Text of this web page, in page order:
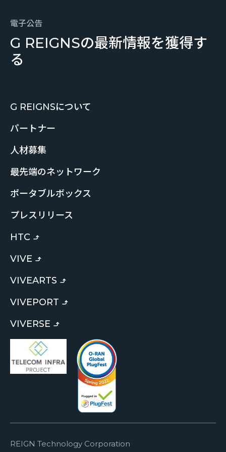
電子公告
G REIGNSの最新情報を獲得す
る
G REIGNSについて
パートナー
人材募集
最先端のネットワーク
ポータブルボックス
プレスリリース
HTC
VIVE
VIVEARTS
VIVEPORT
VIVERSE
REIGN Technology Corporation